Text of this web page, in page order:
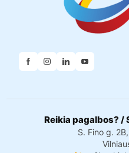
Reikia pagalbos? /
S. Fino g.